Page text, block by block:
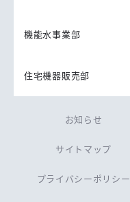
機能水事業部
住宅機器販売部
お知らせ
サイトマップ
プライバシーポリシー